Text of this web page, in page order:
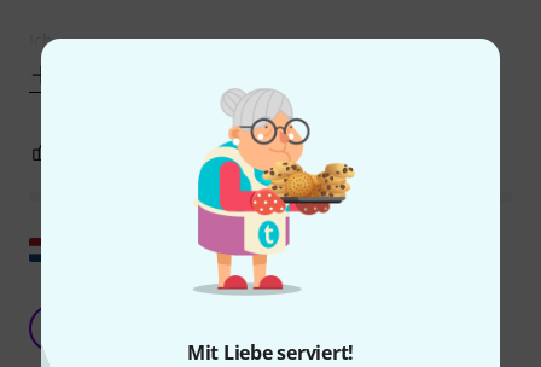
Mit Liebe serviert!
Ich
BEWERTUNG MELDEN
Original zeigen
Eine wahnsinnig gute Gitarre, eine Duesenberg
Finky 07.07.2026